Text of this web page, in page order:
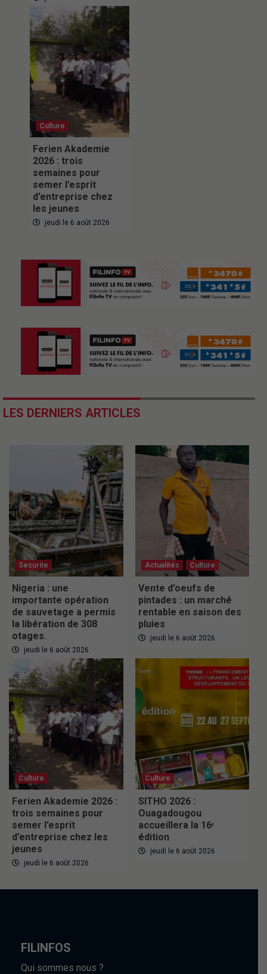
Culture
Ferien Akademie
2026 : trois
semaines pour
semer l’esprit
d’entreprise chez
les jeunes
jeudi le 6 août 2026
LES DERNIERS ARTICLES
Securite
Nigeria : une
importante opération
de sauvetage a permis
la libération de 308
otages.
jeudi le 6 août 2026
Actualités Culture
Vente d’oeufs de
pintades : un marché
rentable en saison des
pluies
jeudi le 6 août 2026
Culture
Ferien Akademie 2026 :
trois semaines pour
semer l’esprit
d’entreprise chez les
jeunes
jeudi le 6 août 2026
Culture
SITHO 2026 :
Ouagadougou
accueillera la 16ᵉ
édition
jeudi le 6 août 2026
FILINFOS
Qui sommes nous ?